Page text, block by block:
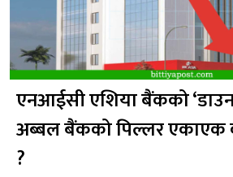
एनआईसी एशिया बैंकको
अब्बल बैंकको पिल्लर एकाएक
?